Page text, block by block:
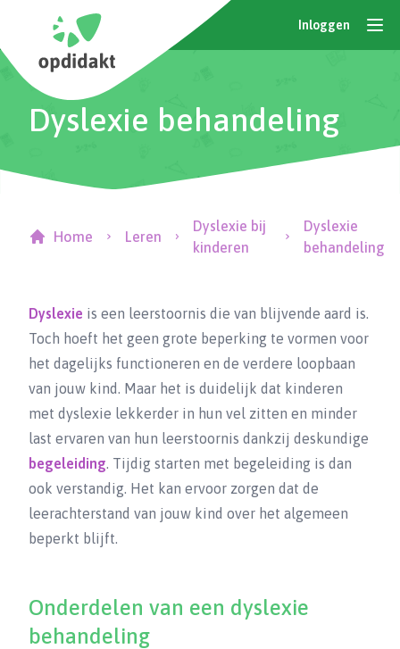
Inloggen
Dyslexie behandeling
Home Leren
Dyslexie bij
kinderen
Dyslexie
behandeling
Dyslexie is een leerstoornis die van blijvende aard is.
Toch hoeft het geen grote beperking te vormen voor
het dagelijks functioneren en de verdere loopbaan
van jouw kind. Maar het is duidelijk dat kinderen
met dyslexie lekkerder in hun vel zitten en minder
last ervaren van hun leerstoornis dankzij deskundige
begeleiding. Tijdig starten met begeleiding is dan
ook verstandig. Het kan ervoor zorgen dat de
leerachterstand van jouw kind over het algemeen
beperkt blijft.
Onderdelen van een dyslexie
behandeling